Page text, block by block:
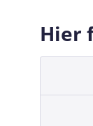
Hier